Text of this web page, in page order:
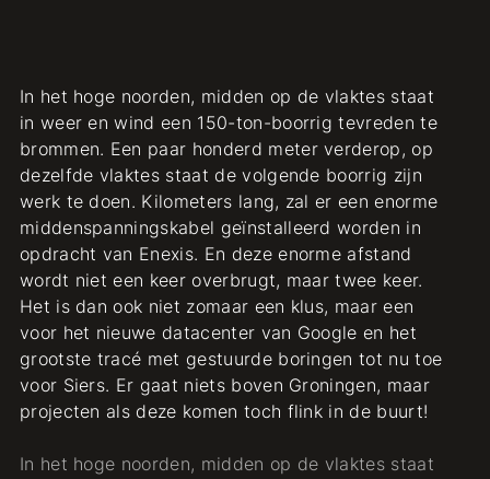
In het hoge noorden, midden op de vlaktes staat
in weer en wind een 150-ton-boorrig tevreden te
brommen. Een paar honderd meter verderop, op
dezelfde vlaktes staat de volgende boorrig zijn
werk te doen. Kilometers lang, zal er een enorme
middenspanningskabel geïnstalleerd worden in
opdracht van Enexis. En deze enorme afstand
wordt niet een keer overbrugt, maar twee keer.
Het is dan ook niet zomaar een klus, maar een
voor het nieuwe datacenter van Google en het
grootste tracé met gestuurde boringen tot nu toe
voor Siers. Er gaat niets boven Groningen, maar
projecten als deze komen toch flink in de buurt!
In het hoge noorden, midden op de vlaktes staat